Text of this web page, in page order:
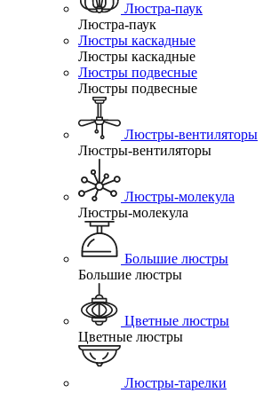
Люстра-паук
Люстра-паук
Люстры каскадные
Люстры каскадные
Люстры подвесные
Люстры подвесные
Люстры-вентиляторы
Люстры-вентиляторы
Люстры-молекула
Люстры-молекула
Большие люстры
Большие люстры
Цветные люстры
Цветные люстры
Люстры-тарелки